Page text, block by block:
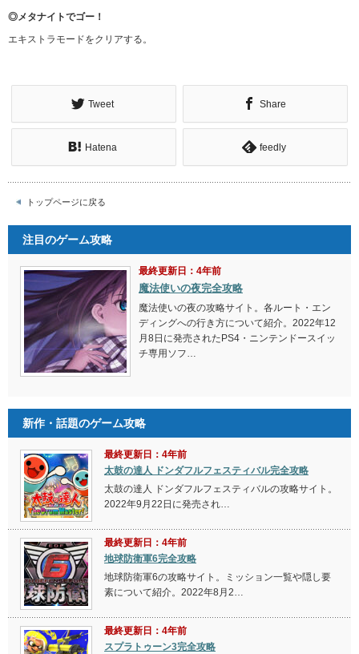
◎メタナイトでゴー！
エキストラモードをクリアする。
Tweet Share
Hatena feedly
トップページに戻る
注目のゲーム攻略
最終更新日：4年前
魔法使いの夜完全攻略
魔法使いの夜の攻略サイト。各ルート・エン
ディングへの行き方について紹介。2022年12
月8日に発売されたPS4・ニンテンドースイッ
チ専用ソフ…
新作・話題のゲーム攻略
最終更新日：4年前
太鼓の達人 ドンダフルフェスティバル完全攻略
太鼓の達人 ドンダフルフェスティバルの攻略サイト。
2022年9月22日に発売され…
最終更新日：4年前
地球防衛軍6完全攻略
地球防衛軍6の攻略サイト。ミッション一覧や隠し要
素について紹介。2022年8月2…
最終更新日：4年前
スプラトゥーン3完全攻略